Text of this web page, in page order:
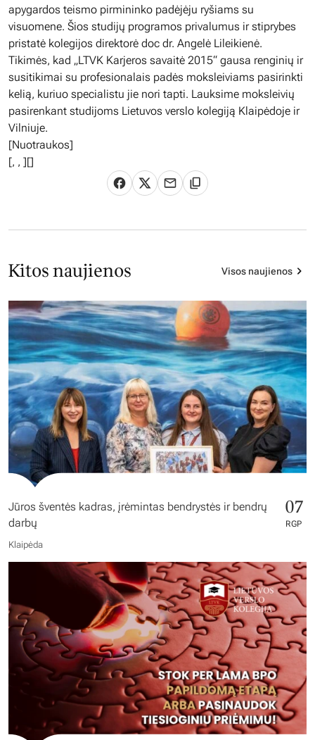
apygardos teismo pirmininko padėjėju ryšiams su
visuomene. Šios studijų programos privalumus ir stiprybes
pristatė kolegijos direktorė doc dr. Angelė Lileikienė.
Tikimės, kad „LTVK Karjeros savaitė 2015“ gausa renginių ir
susitikimai su profesionalais padės moksleiviams pasirinkti
kelią, kuriuo specialistu jie nori tapti. Lauksime moksleivių
pasirenkant studijoms Lietuvos verslo kolegiją Klaipėdoje ir
Vilniuje.
[Nuotraukos]
[, , ][]
Kitos naujienos Visos naujienos
Jūros šventės kadras, įrėmintas bendrystės ir bendrų
darbų
07
RGP
Klaipėda